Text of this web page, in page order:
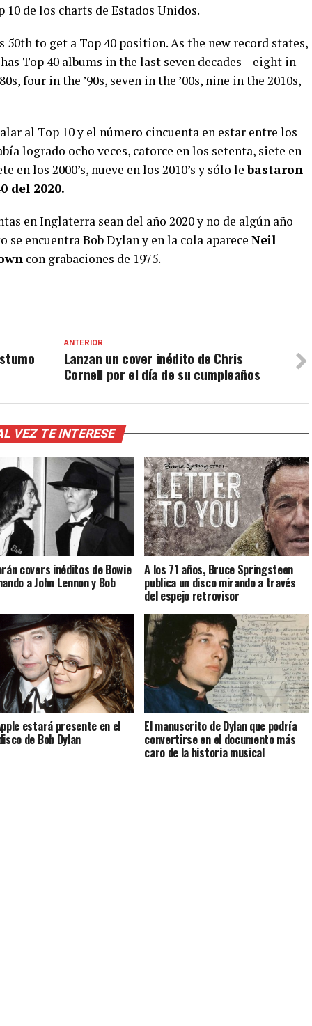
de los charts de Estados Unidos.
50th to get a Top 40 position. As the new record states,
Top 40 albums in the last seven decades – eight in
four in the ’90s, seven in the ’00s, nine in the 2010s,
al Top 10 y el número cincuenta en estar entre los
logrado ocho veces, catorce en los setenta, siete en
en los 2000’s, nueve en los 2010’s y sólo lebastaron
del 2020.
en Inglaterra sean del año 2020 y no de algún año
encuentra Bob Dylan y en la cola aparece Neil
con grabaciones de 1975.
ANTERIOR
Lanzan un cover inédito de Chris
Cornell por el día de su cumpleaños
VEZ TE INTERESE
covers inéditos de Bowie
a John Lennon y Bob
A los 71 años, Bruce Springsteen
publica un disco mirando a través
del espejo retrovisor
estará presente en el
de Bob Dylan
El manuscrito de Dylan que podría
convertirse en el documento más
caro de la historia musical